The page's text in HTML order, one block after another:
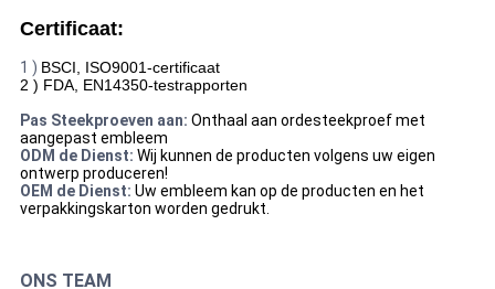
Certificaat:
1 ) BSCI, ISO9001-certificaat
2 ) FDA, EN14350-testrapporten
Pas Steekproeven aan: Onthaal aan ordesteekproef met
aangepast embleem
ODM de Dienst: Wij kunnen de producten volgens uw eigen
ontwerp produceren!
OEM de Dienst: Uw embleem kan op de producten en het
verpakkingskarton worden gedrukt.
ONS TEAM